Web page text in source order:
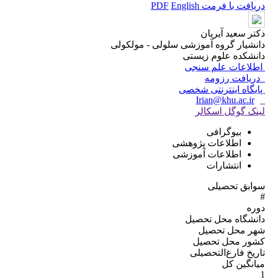
دریافت با فرمت PDF English
دکتر سعید آیریان
دانشیار گروه آموزشی سلولی - مولکولی
دانشکده علوم زیستی
اطلاعات علم سنجی
دریافت رزومه
پایگاه اینترنتی شخصی
Irian@khu.ac.ir
لینک گوگل اسکالر
بیوگرافی
اطلاعات پژوهشی
اطلاعات آموزشی
انتشارات
سوابق تحصیلی
#
دوره
دانشگاه محل تحصیل
شهر محل تحصیل
کشور محل تحصیل
تاریخ فارغ‌التحصیلى
میانگین کل
1